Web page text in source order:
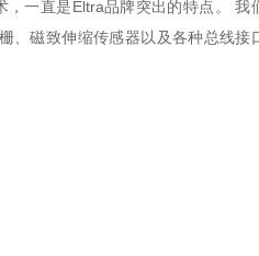
一直是Eltra品牌突出的特点。 我
、磁致伸缩传感器以及各种总线